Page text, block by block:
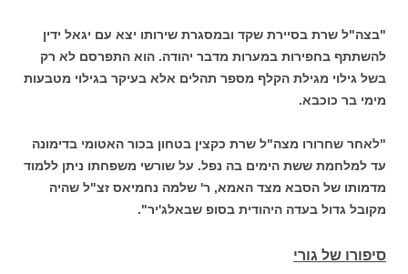
"בצה"ל שרת בסיירת שקד ובמסגרת שירותו יצא עם יגאל ידין
להשתתף בחפירות במערות מדבר יהודה. הוא התפרסם לא רק
בשל גילוי מגילת הקלף מספר תהלים אלא בעיקר בגילוי מטבעות
מימי בר כוכבא.
"לאחר שחרורו מצה"ל שרת כקצין בטחון בכור האטומי בדימונה
עד למלחמת ששת הימים בה נפל. על שורשי משפחתו ניתן ללמוד
מדמותו של הסבא מצד האמא, ר' שלמה נחמיאס זצ"ל שהיה
מקובל גדול בעדה היהודית בסופ שבאלג'יר".
סיפורו של גורי